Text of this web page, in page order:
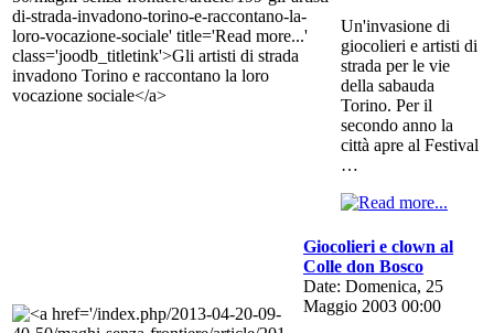
Un'invasione di
giocolieri e artisti di
strada per le vie
della sabauda
Torino. Per il
secondo anno la
città apre al Festival
…
Giocolieri e clown al
Colle don Bosco
Date: Domenica, 25
Maggio 2003 00:00